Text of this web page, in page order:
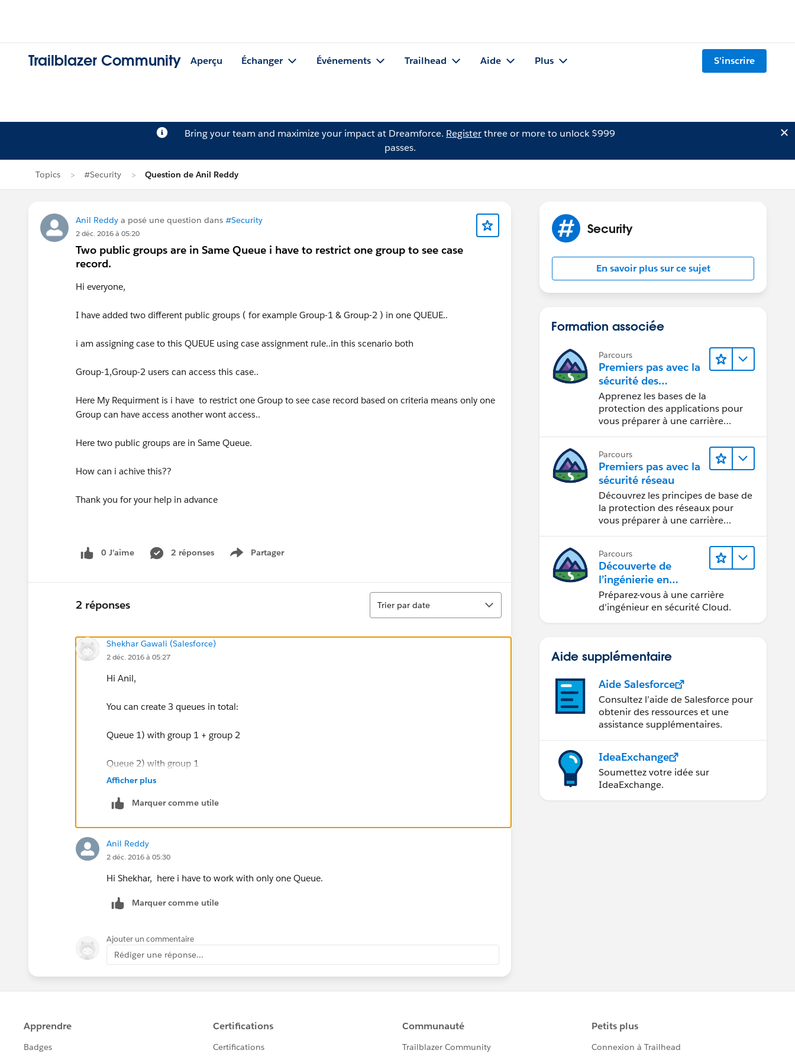
Trailblazer Community Aperçu Échanger Événements Trailhead Aide Plus S'inscrire
Bring your team and maximize your impact at Dreamforce. Registerthree or more to unlock $999
passes.
Topics #Security Question de Anil Reddy
Anil Reddy a posé une question dans #Security
2 déc. 2016 à 05:20
Two public groups are in Same Queue i have to restrict one group to see case
record.
Hi everyone,
I have added two different public groups ( for example Group-1 & Group-2 ) in one QUEUE..
i am assigning case to this QUEUE using case assignment rule..in this scenario both
Group-1,Group-2 users can access this case..
Here My Requirment is i have to restrict one Group to see case record based on criteria means only one
Group can have access another wont access..
Here two public groups are in Same Queue.
How can i achive this??
Thank you for your help in advance
0 J’aime 2 réponses Partager
Show menu
2 réponses
Tri
Trier par date
Shekhar Gawali (Salesforce)
2 déc. 2016 à 05:27
Hi Anil,
You can create 3 queues in total:
Queue 1) with group 1 + group 2
Queue 2) with group 1
Afficher plus
Marquer comme utile
Anil Reddy
2 déc. 2016 à 05:30
Hi Shekhar, here i have to work with only one Queue.
Marquer comme utile
Ajouter un commentaire
Rédiger une réponse...
Security
En savoir plus sur ce sujet
Formation associée
Parcours
Premiers pas avec la
sécurité des
applications
Apprenez les bases de la
protection des applications pour
vous préparer à une carrière
Parcours
Premiers pas avec la
sécurité réseau
Découvrez les principes de base de
la protection des réseaux pour
vous préparer à une carrière
Parcours
Découverte de
l’ingénierie en
sécurité Cloud
Préparez-vous à une carrière
d’ingénieur en sécurité Cloud.
Aide supplémentaire
Aide Salesforce
Consultez l’aide de Salesforce pour
obtenir des ressources et une
assistance supplémentaires.
IdeaExchange
Soumettez votre idée sur
IdeaExchange.